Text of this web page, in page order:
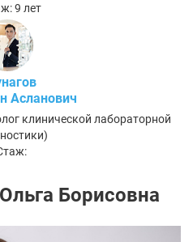
9 лет
Асланович
клинической лабораторной
Борисовна